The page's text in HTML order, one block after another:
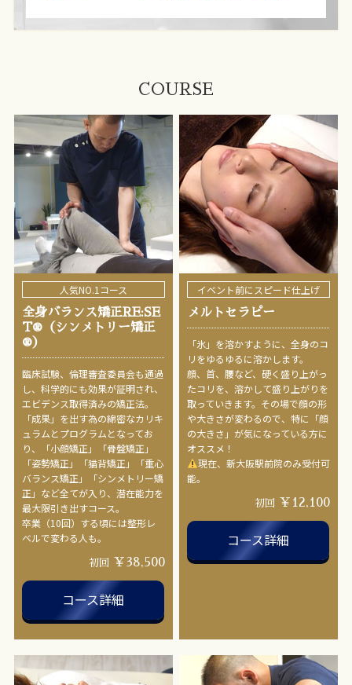
COURSE
人気NO.1コース
全身バランス矯正RE:SE
T®︎（シンメトリー矯正
®︎）
臨床試験、倫理審査委員会も通過
し、科学的にも効果が証明され、
エビデンス取得済みの矯正法。
「成果」を出す為の綿密なカリキ
ュラムとプログラムとなってお
り、「小顔矯正」「骨盤矯正」
「姿勢矯正」「猫背矯正」「重心
バランス矯正」「シンメトリー矯
正」など全てが入り、潜在能力を
最大限引き出すコース。
卒業（10回）する頃には整形レ
ベルで変わる人も。
初回 ￥38,500
コース詳細
イベント前にスピード仕上げ
メルトセラピー
「氷」を溶かすように、全身のコ
リをゆるゆるに溶かします。
顔、首、腰など、硬く盛り上がっ
たコリを、溶かして盛り上がりを
取っていきます。その場で顔の形
や大きさが変わるので、特に「顔
の大きさ」が気になっている方に
オススメ！
現在、新大阪駅前院のみ受付可
能。
初回 ￥12,100
コース詳細